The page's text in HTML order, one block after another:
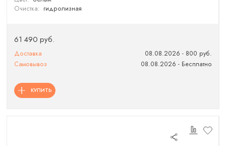
Очистка: гидролизная
61 490 руб.
Доставка
08.08.2026 - 800 руб.
Самовывоз
08.08.2026 - Бесплатно
КУПИТЬ